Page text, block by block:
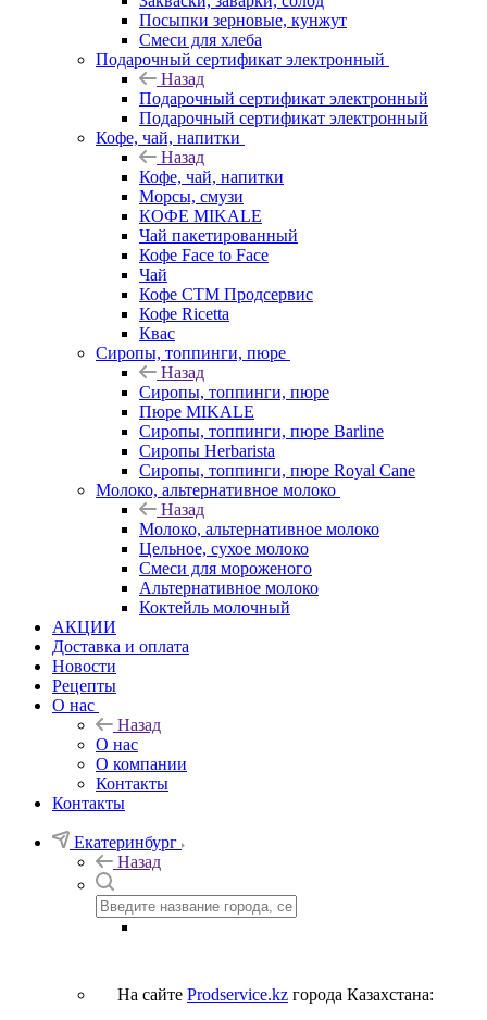
Посыпки зерновые, кунжут
Смеси для хлеба
Подарочный сертификат электронный
Назад
Подарочный сертификат электронный
Подарочный сертификат электронный
Кофе, чай, напитки
Назад
Кофе, чай, напитки
Морсы, смузи
КОФЕ MIKALE
Чай пакетированный
Кофе Face to Face
Чай
Кофе СТМ Продсервис
Кофе Ricetta
Квас
Сиропы, топпинги, пюре
Назад
Сиропы, топпинги, пюре
Пюре MIKALE
Сиропы, топпинги, пюре Barline
Сиропы Herbarista
Сиропы, топпинги, пюре Royal Cane
Молоко, альтернативное молоко
Назад
Молоко, альтернативное молоко
Цельное, сухое молоко
Смеси для мороженого
Альтернативное молоко
Коктейль молочный
АКЦИИ
Доставка и оплата
Новости
Рецепты
О нас
Назад
О нас
О компании
Контакты
Контакты
Екатеринбург
Назад
На сайте Prodservice.kz города Казахстана: